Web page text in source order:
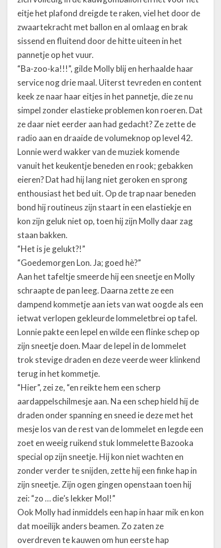
eitje het plafond dreigde te raken, viel het door de
zwaartekracht met ballon en al omlaag en brak
sissend en fluitend door de hitte uiteen in het
pannetje op het vuur.
“Ba-zoo-ka!!!”, gilde Molly blij en herhaalde haar
service nog drie maal. Uiterst tevreden en content
keek ze naar haar eitjes in het pannetje, die ze nu
simpel zonder elastieke problemen kon roeren. Dat
ze daar niet eerder aan had gedacht? Ze zette de
radio aan en draaide de volumeknop op level 42.
Lonnie werd wakker van de muziek komende
vanuit het keukentje beneden en rook; gebakken
eieren? Dat had hij lang niet geroken en sprong
enthousiast het bed uit. Op de trap naar beneden
bond hij routineus zijn staart in een elastiekje en
kon zijn geluk niet op, toen hij zijn Molly daar zag
staan bakken.
“Het is je gelukt?!”
“Goedemorgen Lon. Ja; goed hè?”
Aan het tafeltje smeerde hij een sneetje en Molly
schraapte de pan leeg. Daarna zette ze een
dampend kommetje aan iets van wat oogde als een
ietwat verlopen gekleurde lommeletbrei op tafel.
Lonnie pakte een lepel en wilde een flinke schep op
zijn sneetje doen. Maar de lepel in de lommelet
trok stevige draden en deze veerde weer klinkend
terug in het kommetje.
“Hier”, zei ze, “en reikte hem een scherp
aardappelschilmesje aan. Na een schep hield hij de
draden onder spanning en sneed ie deze met het
mesje los van de rest van de lommelet en legde een
zoet en weeig ruikend stuk lommelette Bazooka
special op zijn sneetje. Hij kon niet wachten en
zonder verder te snijden, zette hij een finke hap in
zijn sneetje. Zijn ogen gingen openstaan toen hij
zei: “zo … die’s lekker Mol!”
Ook Molly had inmiddels een hap in haar mik en kon
dat moeilijk anders beamen. Zo zaten ze
overdreven te kauwen om hun eerste hap